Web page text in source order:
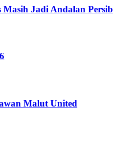
Jadi Andalan Persib
Malut United